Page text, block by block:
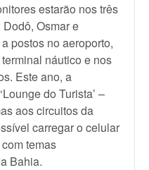
estarão nos três
Osmar e
postos no aeroporto,
náutico e nos
Este ano, a
do Turista’ –
aos circuitos da
carregar o celular
temas
Bahia.